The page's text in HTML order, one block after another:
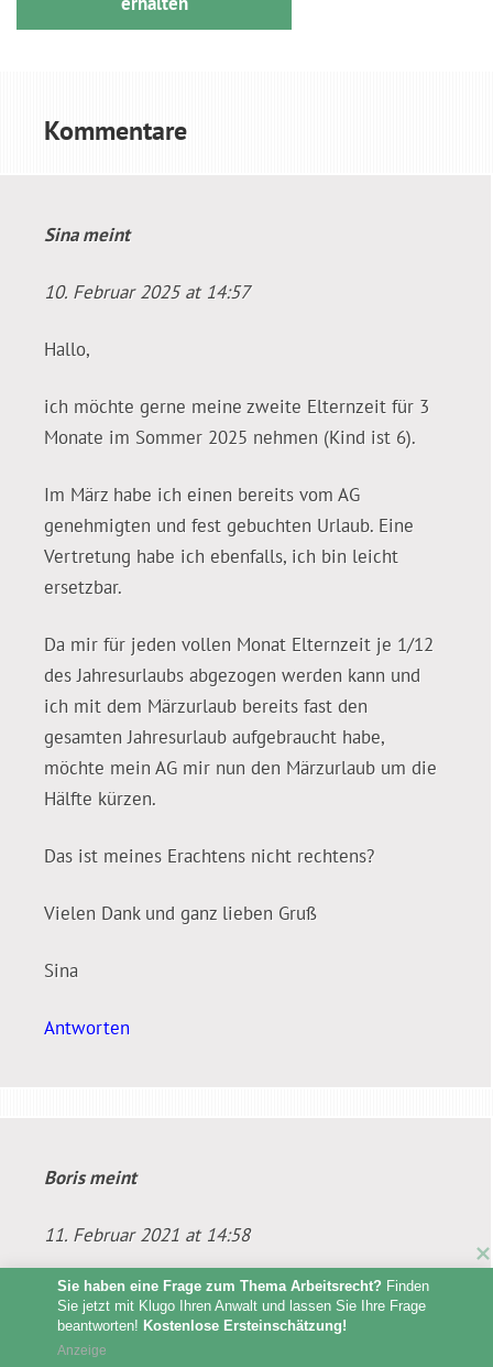
Kommentare
Sinameint
10. Februar 2025 at 14:57
Hallo,
ich möchte gerne meine zweite Elternzeit für 3
Monate im Sommer 2025 nehmen (Kind ist 6).
Im März habe ich einen bereits vom AG
genehmigten und fest gebuchten Urlaub. Eine
Vertretung habe ich ebenfalls, ich bin leicht
ersetzbar.
Da mir für jeden vollen Monat Elternzeit je 1/12
des Jahresurlaubs abgezogen werden kann und
ich mit dem Märzurlaub bereits fast den
gesamten Jahresurlaub aufgebraucht habe,
möchte mein AG mir nun den Märzurlaub um die
Hälfte kürzen.
Das ist meines Erachtens nicht rechtens?
Vielen Dank und ganz lieben Gruß
Sina
Antworten
Borismeint
11. Februar 2021 at 14:58
Hallo,
Ich hätte eine Frage. Und zwar bin ich aktuell in
Sie haben eine Frage zum Thema Arbeitsrecht? Finden
Sie jetzt mit Klugo Ihren Anwalt und lassen Sie Ihre Frage
beantworten! Kostenlose Ersteinschätzung!
Anzeige